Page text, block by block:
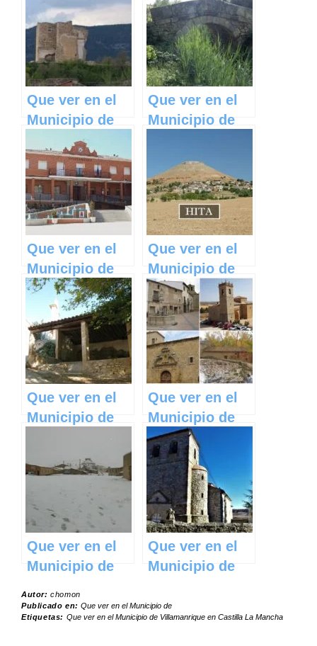
Cerro en
Castilla La
Mancha
Guadamejud en
Castilla La
Mancha
Que ver en el
Municipio de
Fresneda de
Altarejos en
Castilla La
Mancha
Que ver en el
Municipio de
Castilla La
Mancha
Que ver en el
Municipio de
Cobeja en
Castilla La
Mancha
Que ver en el
Municipio de
Hita en Castilla
La Mancha
Que ver en el
Municipio de
Castilla La
Mancha
Que ver en el
Municipio de
Salmeroncillos
en Castilla La
Mancha
Que ver en el
Municipio de
Castilla La
Mancha
Que ver en el
Municipio de
Castilla La
Mancha
Autor:chomon
Publicado en:Que ver en el Municipio de
Etiquetas: Que ver en el Municipio de Villamanrique en Castilla La Mancha